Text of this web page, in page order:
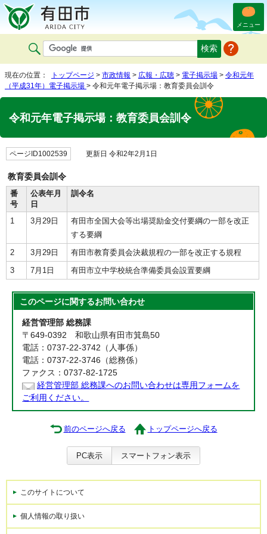
メニュー
現在の位置： トップページ > 市政情報 > 広報・広聴 > 電子掲示場 > 令和元年
（平成31年）電子掲示場 > 令和元年電子掲示場：教育委員会訓令
令和元年電子掲示場：教育委員会訓令
ページID1002539 更新日 令和2年2月1日
教育委員会訓令
番
号
公表年月
日
訓令名
1 3月29日
有田市全国大会等出場奨励金交付要綱の一部を改正
する要綱
2
3月29日
有田市教育委員会決裁規程の一部を改正する規程
3
7月1日 有田市立中学校統合準備委員会設置要綱
このページに関するお問い合わせ
経営管理部 総務課
〒649-0392 和歌山県有田市箕島50
電話：0737-22-3742（人事係）
電話：0737-22-3746（総務係）
ファクス：0737-82-1725
経営管理部 総務課へのお問い合わせは専用フォームを
ご利用ください。
前のページへ戻る トップページへ戻る
PC表示 スマートフォン表示
このサイトについて
個人情報の取り扱い